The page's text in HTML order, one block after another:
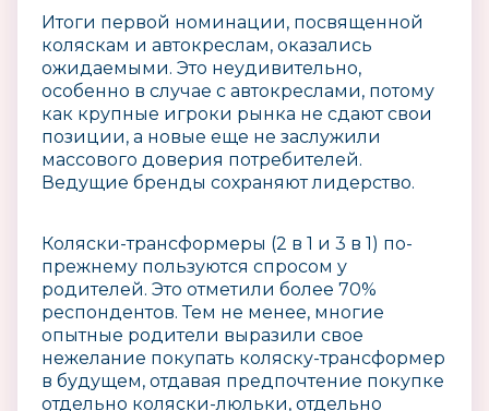
Итоги первой номинации, посвященной
коляскам и автокреслам, оказались
ожидаемыми. Это неудивительно,
особенно в случае с автокреслами, потому
как крупные игроки рынка не сдают свои
позиции, а новые еще не заслужили
массового доверия потребителей.
Ведущие бренды сохраняют лидерство.
Коляски-трансформеры (2 в 1 и 3 в 1) по-
прежнему пользуются спросом у
родителей. Это отметили более 70%
респондентов. Тем не менее, многие
опытные родители выразили свое
нежелание покупать коляску-трансформер
в будущем, отдавая предпочтение покупке
отдельно коляски-люльки, отдельно